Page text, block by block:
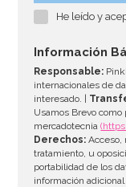
He leído y
Información
Responsable:
internacionales de
interesado. |
Usamos Brevo
mercadotecnia
Derechos: Acceso,
tratamiento, u
portabilidad de los
información